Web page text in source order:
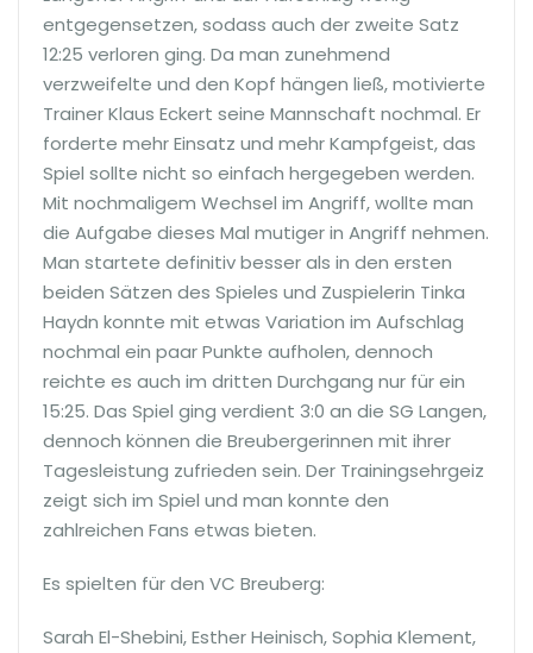
entgegensetzen, sodass auch der zweite Satz
12:25 verloren ging. Da man zunehmend
verzweifelte und den Kopf hängen ließ, motivierte
Trainer Klaus Eckert seine Mannschaft nochmal. Er
forderte mehr Einsatz und mehr Kampfgeist, das
Spiel sollte nicht so einfach hergegeben werden.
Mit nochmaligem Wechsel im Angriff, wollte man
die Aufgabe dieses Mal mutiger in Angriff nehmen.
Man startete definitiv besser als in den ersten
beiden Sätzen des Spieles und Zuspielerin Tinka
Haydn konnte mit etwas Variation im Aufschlag
nochmal ein paar Punkte aufholen, dennoch
reichte es auch im dritten Durchgang nur für ein
15:25. Das Spiel ging verdient 3:0 an die SG Langen,
dennoch können die Breubergerinnen mit ihrer
Tagesleistung zufrieden sein. Der Trainingsehrgeiz
zeigt sich im Spiel und man konnte den
zahlreichen Fans etwas bieten.
Es spielten für den VC Breuberg:
Sarah El-Shebini, Esther Heinisch, Sophia Klement,